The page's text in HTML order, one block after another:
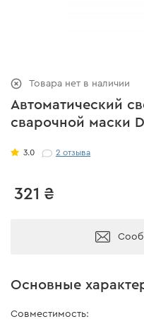
Автоматический
сварочной маски
3.0 2отзыва
321 ₴
Товара нет в наличии
Основные
Совместимость: